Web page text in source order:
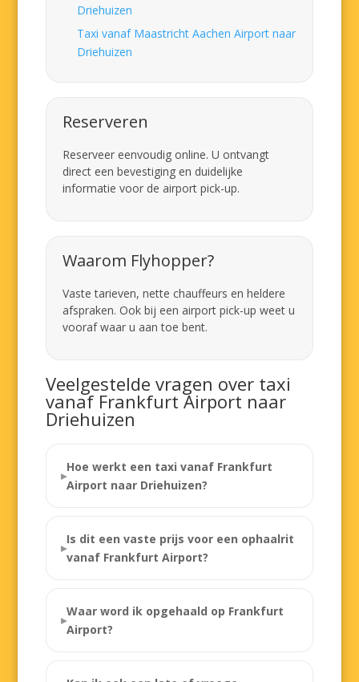
Driehuizen
Taxi vanaf Maastricht Aachen Airport naar
Driehuizen
Reserveren
Reserveer eenvoudig online. U ontvangt
direct een bevestiging en duidelijke
informatie voor de airport pick-up.
Waarom Flyhopper?
Vaste tarieven, nette chauffeurs en heldere
afspraken. Ook bij een airport pick-up weet u
vooraf waar u aan toe bent.
Veelgestelde vragen over taxi
vanaf Frankfurt Airport naar
Driehuizen
Hoe werkt een taxi vanaf Frankfurt
Airport naar Driehuizen?
Is dit een vaste prijs voor een ophaalrit
vanaf Frankfurt Airport?
Waar word ik opgehaald op Frankfurt
Airport?